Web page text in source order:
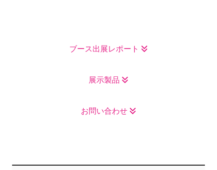
ブース出展レポート
展示製品
お問い合わせ